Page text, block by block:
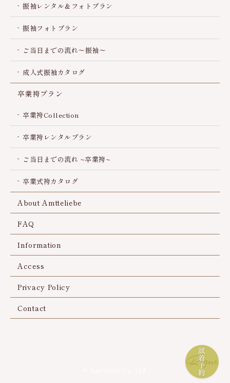
振袖レンタル＆フォトプラン
振袖フォトプラン
ご当日までの流れ～振袖～
成人式振袖カタログ
卒業袴プラン
卒業袴Collection
卒業袴レンタルプラン
ご当日までの流れ ~卒業袴~
卒業式袴カタログ
About Amtteliebe
FAQ
Information
Access
Privacy Policy
Contact